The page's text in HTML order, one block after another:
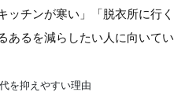
ッチンが寒い」「脱衣所に行く
あるを減らしたい人に向いてい
を抑えやすい理由